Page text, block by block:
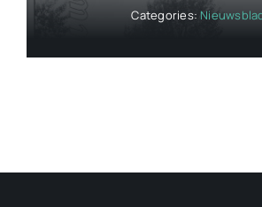
Categories: